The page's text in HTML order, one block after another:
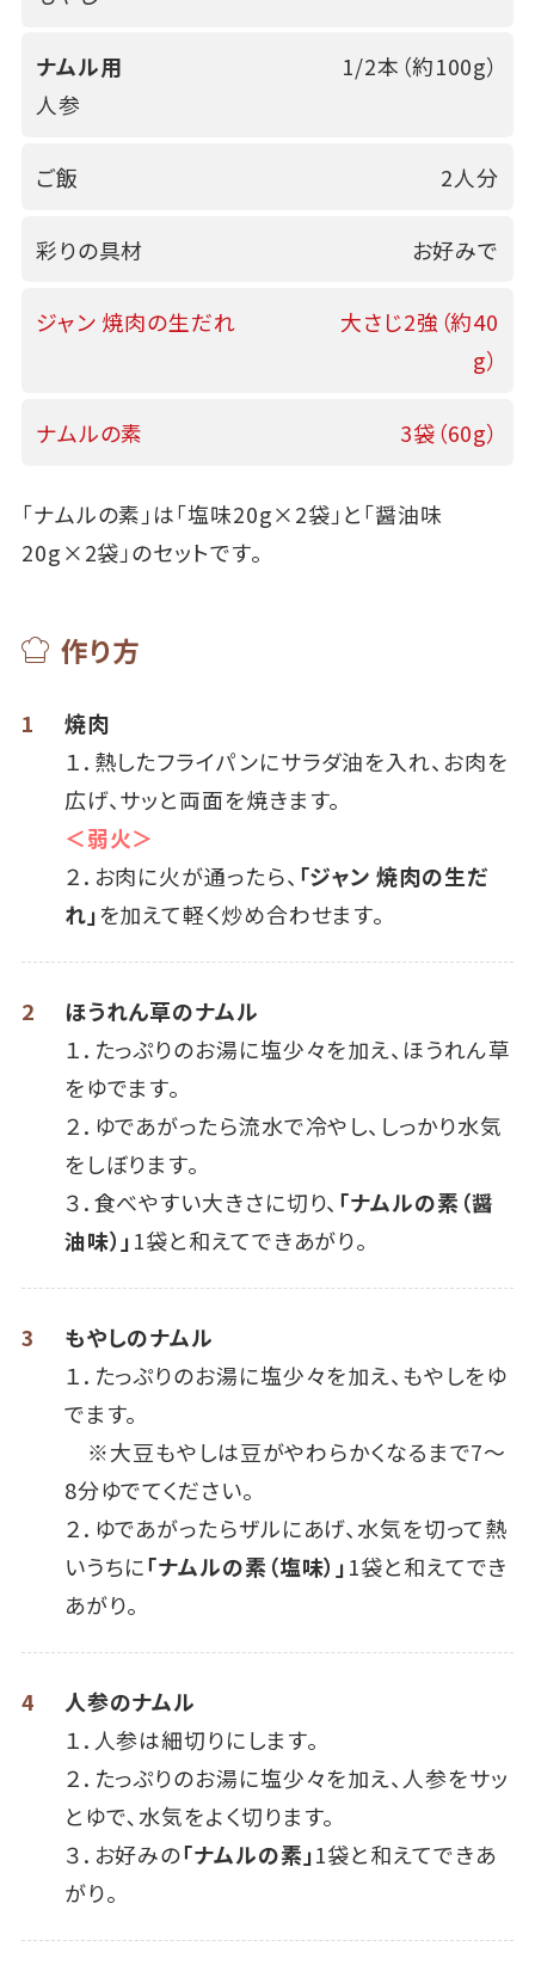
ナムル用
人参
1/2本（約100g）
ご飯 2人分
彩りの具材 お好みで
ジャン 焼肉の生だれ
大さじ2強（約40
g）
ナムルの素 3袋（60g）
「ナムルの素」は「塩味20g×2袋」と「醤油味
20g×2袋」のセットです。
作り方
1
焼肉
１．熱したフライパンにサラダ油を入れ、お肉を
広げ、サッと両面を焼きます。
＜弱火＞
２．お肉に火が通ったら、 「ジャン 焼肉の生だ
れ」を加えて軽く炒め合わせます。
2
ほうれん草のナムル
１．たっぷりのお湯に塩少々を加え、ほうれん草
をゆでます。
２．ゆであがったら流水で冷やし、しっかり水気
をしぼります。
３．食べやすい大きさに切り、 「ナムルの素（醤
油味）」1袋と和えてできあがり。
3
もやしのナムル
１．たっぷりのお湯に塩少々を加え、もやしをゆ
でます。
※大豆もやしは豆がやわらかくなるまで7～
8分ゆでてください。
２．ゆであがったらザルにあげ、水気を切って熱
いうちに「ナムルの素（塩味）」1袋と和えてでき
あがり。
4
人参のナムル
１．人参は細切りにします。
２．たっぷりのお湯に塩少々を加え、人参をサッ
とゆで､水気をよく切ります。
３．お好みの「ナムルの素」1袋と和えてできあ
がり。